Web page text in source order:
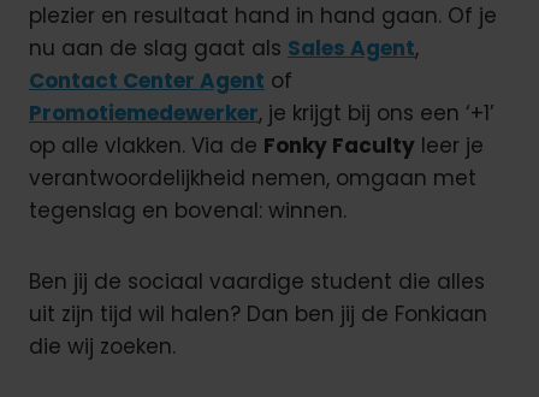
plezier en resultaat hand in hand gaan. Of je
nu aan de slag gaat als Sales Agent,
Contact Center Agent of
Promotiemedewerker, je krijgt bij ons een ‘+1’
op alle vlakken. Via de Fonky Faculty leer je
verantwoordelijkheid nemen, omgaan met
tegenslag en bovenal: winnen.
Ben jij de sociaal vaardige student die alles
uit zijn tijd wil halen? Dan ben jij de Fonkiaan
die wij zoeken.